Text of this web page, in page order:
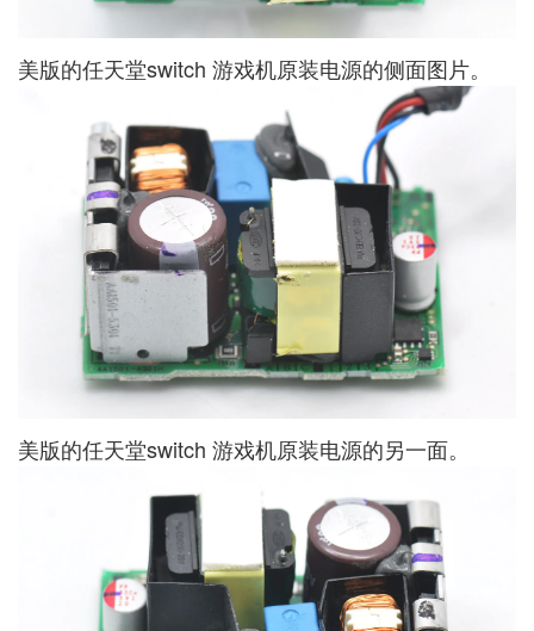
美版的任天堂switch 游戏机原装电源的侧面图片。
美版的任天堂switch 游戏机原装电源的另一面。